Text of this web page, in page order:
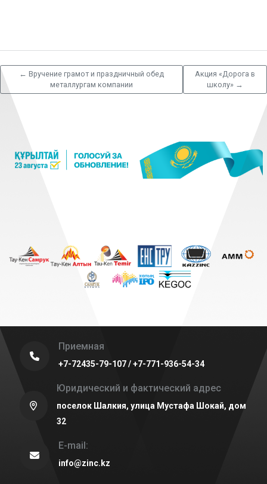
← Вручение грамот и праздничный обед
металлургам компании
Акция «Дорога в
школу» →
Приемная
+7-72435-79-107 / +7-771-936-54-34
Юридический и фактический адрес
поселок Шалкия, улица Мустафа Шокай, дом
32
E-mail:
info@zinc.kz